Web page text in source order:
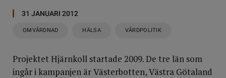
31 JANUARI 2012
OMVÅRDNAD HÄLSA VÅRDPOLITIK
Projektet Hjärnkoll startade 2009. De tre län som
ingår i kampanjen är Västerbotten, Västra Götaland